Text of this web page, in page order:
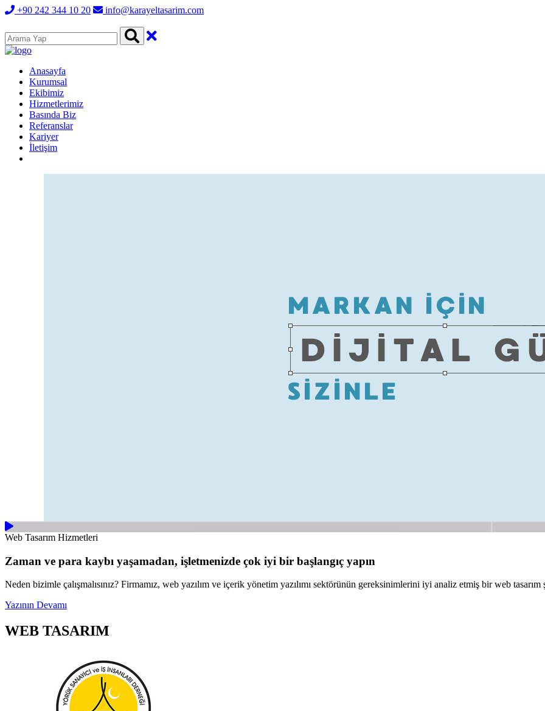
+90 242 344 10 20 info@karayeltasarim.com
Anasayfa
Kurumsal
Ekibimiz
Hizmetlerimiz
Basında Biz
Referanslar
Kariyer
İletişim
Web Tasarım Hizmetleri
Zaman ve para kaybı yaşamadan, işletmenizde çok iyi bir başlangıç yapın
Neden bizimle çalışmalısınız? Firmamız, web yazılım ve içerik yönetim yazılımı sektörünün gereksinimlerini iyi analiz etmiş bir web tasarım
Yazının Devamı
WEB TASARIM